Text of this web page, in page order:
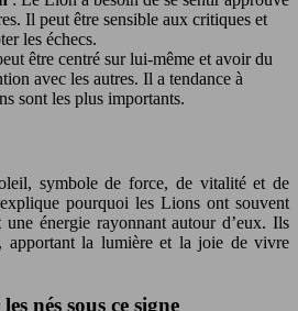
Il peut être sensible aux critiques et
les échecs.
être centré sur lui-même et avoir du
avec les autres. Il a tendance à
sont les plus importants.
symbole de force, de vitalité et de
pourquoi les Lions ont souvent
une énergie rayonnant autour d’eux. Ils
apportant la lumière et la joie de vivre
nés sous ce signe